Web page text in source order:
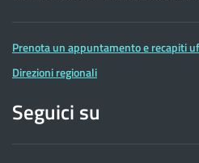
Prenota un appuntamento e recapiti
Direzioni regionali
Seguici su